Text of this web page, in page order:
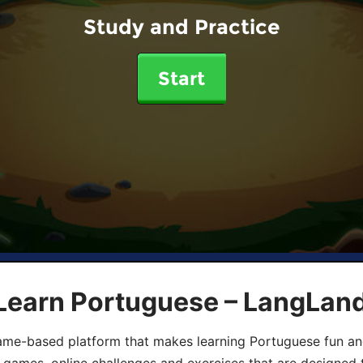
Study and Practice
Start
Portuguese –
based platform that makes learning Portuguese fun